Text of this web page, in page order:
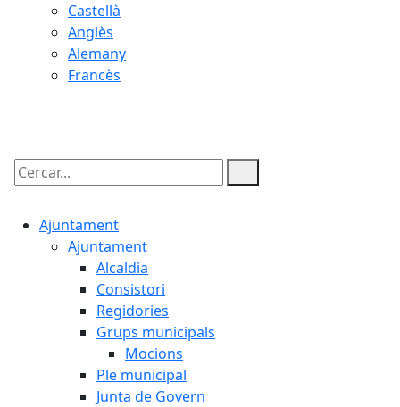
Castellà
Anglès
Alemany
Francès
Cercar:
Ajuntament
Ajuntament
Alcaldia
Consistori
Regidories
Grups municipals
Mocions
Ple municipal
Junta de Govern